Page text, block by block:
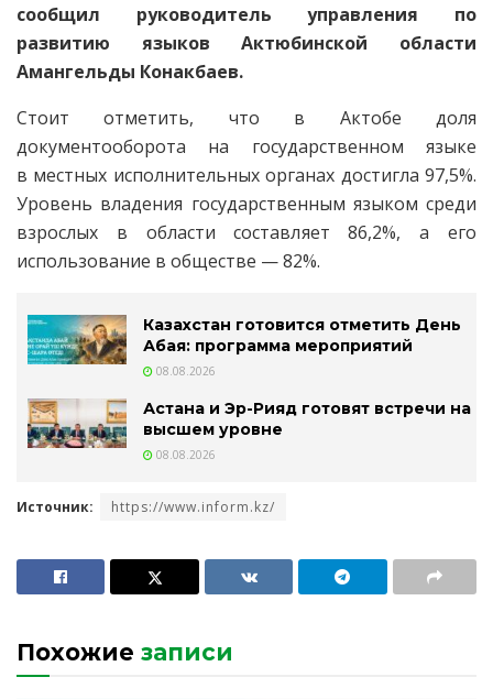
сообщил руководитель управления по
развитию языков Актюбинской области
Амангельды Конакбаев.
Стоит отметить, что в Актобе доля
документооборота на государственном языке
в местных исполнительных органах достигла 97,5%.
Уровень владения государственным языком среди
взрослых в области составляет 86,2%, а его
использование в обществе — 82%.
Казахстан готовится отметить День
Абая: программа мероприятий
08.08.2026
Астана и Эр-Рияд готовят встречи на
высшем уровне
08.08.2026
Источник: https://www.inform.kz/
Похожие записи